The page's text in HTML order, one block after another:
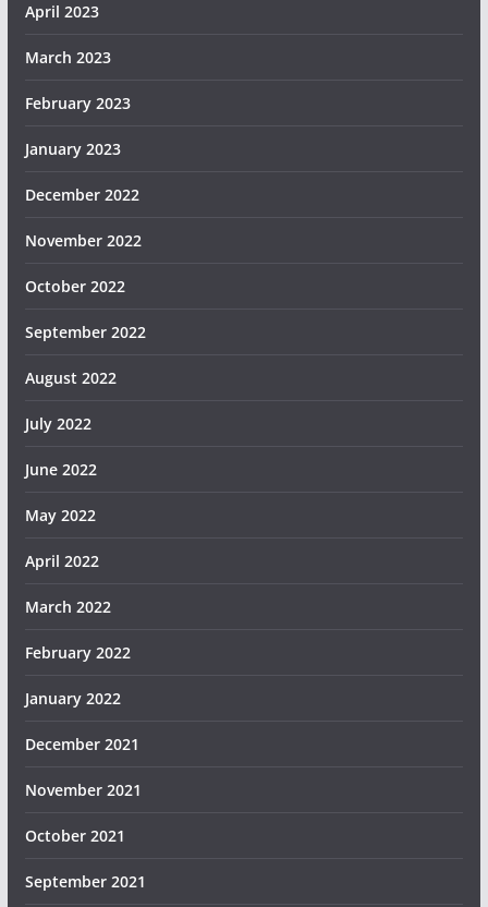
April 2023
March 2023
February 2023
January 2023
December 2022
November 2022
October 2022
September 2022
August 2022
July 2022
June 2022
May 2022
April 2022
March 2022
February 2022
January 2022
December 2021
November 2021
October 2021
September 2021